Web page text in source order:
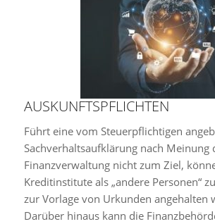
AUSKUNFTSPFLICHTEN
Führt eine vom Steuerpflichtigen
Sachverhaltsaufklärung nach Meinung
Finanzverwaltung nicht zum Ziel,
Kreditinstitute als „andere Personen“
zur Vorlage von Urkunden angehalten
Darüber hinaus kann die